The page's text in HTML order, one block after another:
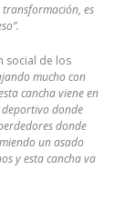
es
social de los
mucho con
cancha viene en
deportivo donde
donde
un asado
y esta cancha va